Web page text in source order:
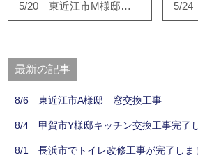
5/20 東近江市M様邸浴室リフォーム順調です！ 5/24
最新の記事
8/6 東近江市A様邸 窓交換工事
8/4 甲賀市Y様邸キッチン交換工事完了
8/1 長浜市でトイレ改修工事が完了しま